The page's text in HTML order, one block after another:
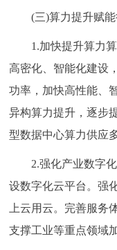
(三)算力提升赋能
1.加快提升算力算
高密化、智能化建设
功率，加快高性能、
异构算力提升，逐步
型数据中心算力供应
2.强化产业数字化
设数字化云平台。强
上云用云。完善服务
支撑工业等重点领域